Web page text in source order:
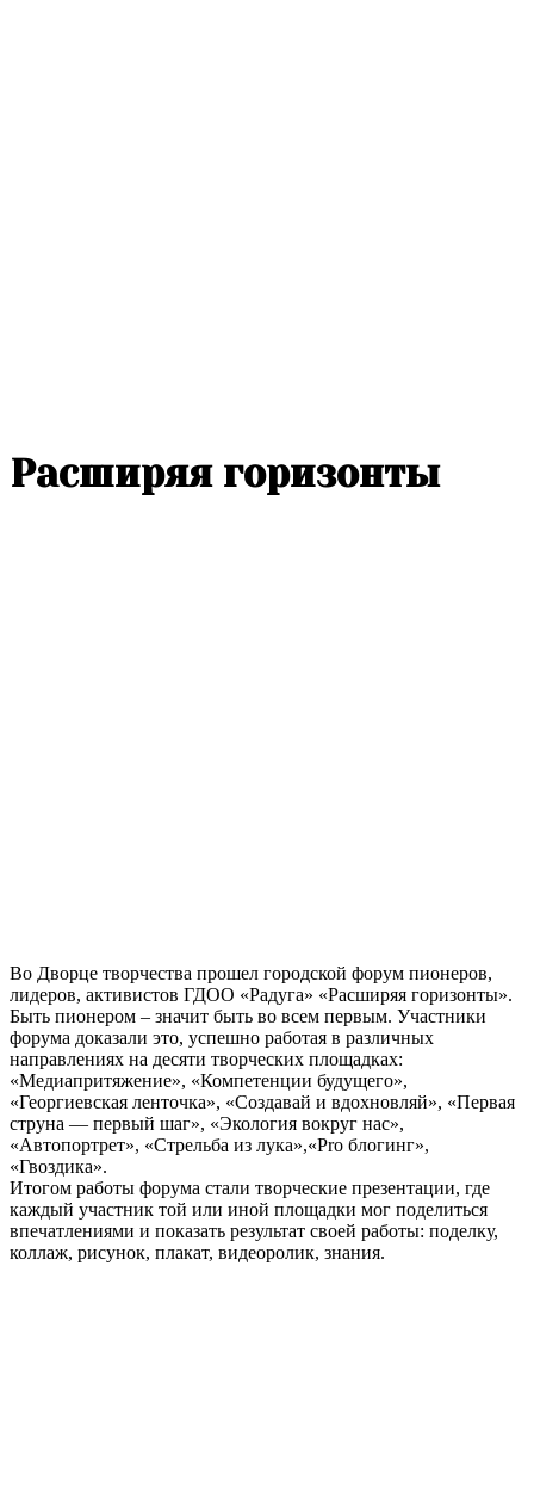
Расширяя горизонты
Во Дворце творчества прошел городской форум пионеров,
лидеров, активистов ГДОО «Радуга» «Расширяя горизонты».
Быть пионером – значит быть во всем первым. Участники
форума доказали это, успешно работая в различных
направлениях на десяти творческих площадках:
«Медиапритяжение», «Компетенции будущего»,
«Георгиевская ленточка», «Создавай и вдохновляй», «Первая
струна — первый шаг», «Экология вокруг нас»,
«Автопортрет», «Стрельба из лука»,«Pro блогинг»,
«Гвоздика».
Итогом работы форума стали творческие презентации, где
каждый участник той или иной площадки мог поделиться
впечатлениями и показать результат своей работы: поделку,
коллаж, рисунок, плакат, видеоролик, знания.